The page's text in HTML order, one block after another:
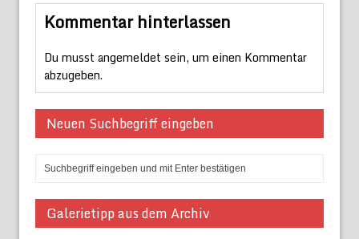
Kommentar hinterlassen
Du musst angemeldet sein, um einen Kommentar
abzugeben.
Neuen Suchbegriff eingeben
Galerietipp aus dem Archiv